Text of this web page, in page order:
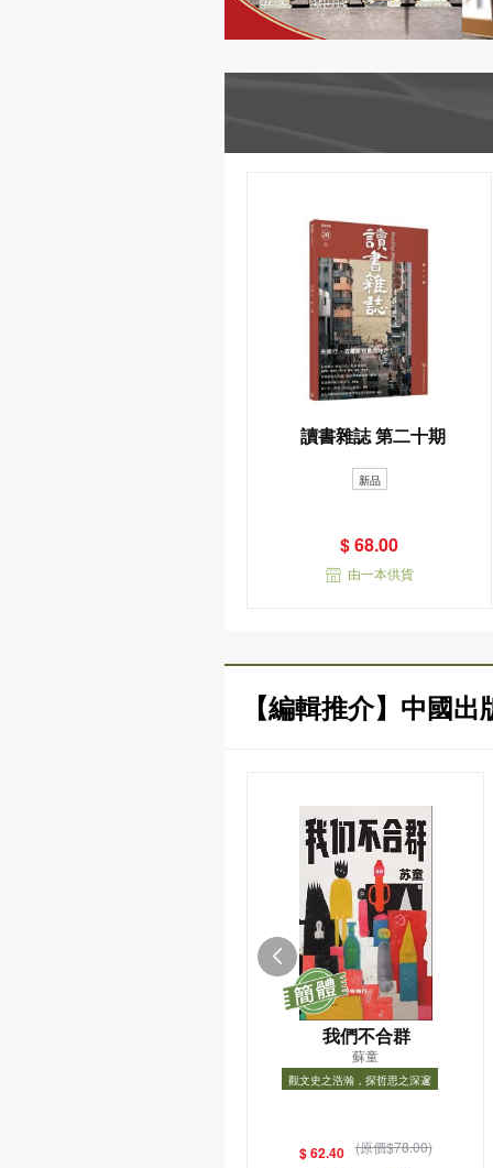
讀書雜誌 第二十期
新品
$ 68.00
由一本供貨
【編輯推介】中國
我們不合群
蘇童
觀文史之浩瀚，探哲思之深邃
$ 62.40 (原價$78.00)